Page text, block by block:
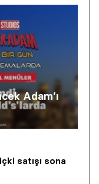
Adam’ı
satışı sona